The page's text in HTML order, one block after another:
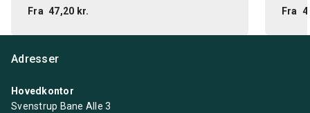
Fra 47,20 kr. Fra
Adresser
Hovedkontor
Svenstrup Bane Alle 3